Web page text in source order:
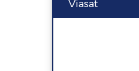
Viasat